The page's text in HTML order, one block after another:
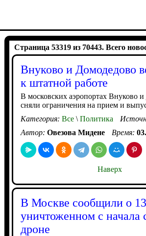
Страница 53319 из 70443. Всего
Внуково и Домодедово
к штатной работе
В московских аэропортах Внуково
сняли ограничения на прием и
Категория: Все\Политика
Автор: Овезова Мидене Время:
Наверх
В Москве сообщили о
уничтоженном с начала
дроне